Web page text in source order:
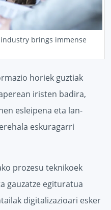
brings immense
horiek guztiak
iristen badira,
esleipena eta lan-
eskuragarri
prozesu teknikoek
gauzatze egituratua
digitalizazioari esker